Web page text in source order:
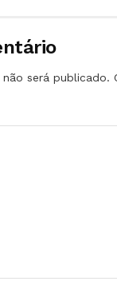
será publicado.